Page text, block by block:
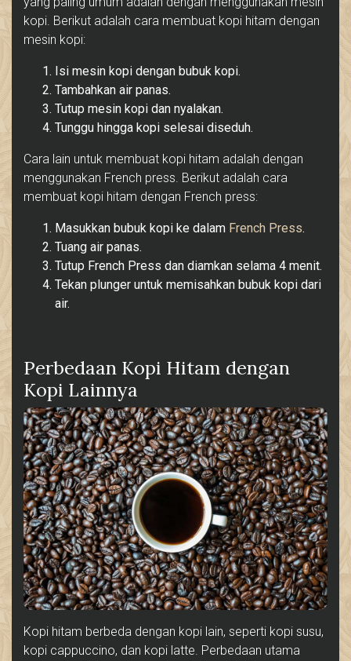
kopi. Berikut adalah cara membuat kopi hitam dengan
mesin kopi:
Isi mesin kopi dengan bubuk kopi.
Tambahkan air panas.
Tutup mesin kopi dan nyalakan.
Tunggu hingga kopi selesai diseduh.
Cara lain untuk membuat kopi hitam adalah dengan
menggunakan French press. Berikut adalah cara
membuat kopi hitam dengan French press:
Masukkan bubuk kopi ke dalam French Press.
Tuang air panas.
Tutup French Press dan diamkan selama 4 menit.
Tekan plunger untuk memisahkan bubuk kopi dari
air.
Perbedaan Kopi Hitam dengan
Kopi Lainnya
Kopi hitam berbeda dengan kopi lain, seperti kopi susu,
kopi cappuccino, dan kopi latte. Perbedaan utama